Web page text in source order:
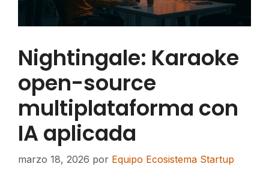
Nightingale: Karaoke
open-source
multiplataforma con
IA aplicada
marzo 18, 2026 por Equipo Ecosistema Startup